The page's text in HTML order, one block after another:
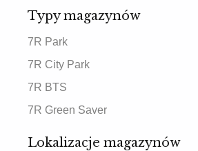
Typy magazynów
7R Park
7R City Park
7R BTS
7R Green Saver
Lokalizacje magazynów